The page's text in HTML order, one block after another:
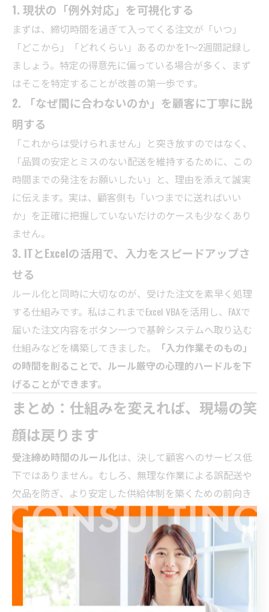
1. 現状の「例外対応」を可視化する
まずは、締切時間を過ぎて入ってくる注文が「いつ」
「どこから」「どれくらい」あるのかを1〜2週間記録し
ましょう。特定の得意先に偏っている場合が多く、まず
はそこを特定することが改善の第一歩です。
2. 「なぜ間に合わないのか」を顧客に丁寧に説
明する
「これからは受けられません」と突き放すのではなく、
「品質の安定とミスのない配送を維持するために、この
時間までの発注をお願いしたい」と、理由を添えて誠実
に伝えます。実は、顧客側も「いつまでに送ればいい
か」を正確に把握していないだけのケースも少なくあり
ません。
3. ITとExcelの活用で、入力をスピードアップさ
せる
ルール化と同時に大切なのが、受けた注文を素早く処理
する仕組みです。私はこれまでExcel VBAを活用し、FAXで
届いた注文内容をボタン一つで基幹システムへ取り込む
仕組みなどを構築してきました。
「入力作業そのもの」
の時間を削ることで、ルール厳守の心理的ハードルを下
げることができます。
まとめ：仕組みを変えれば、現場の笑
顔は戻ります
受注締め時間のルール化は、決して顧客へのサービス低
下ではありません。むしろ、無理な作業による誤配送や
欠品を防ぎ、より安定した供給体制を築くための前向き
な改革です。
42年間、この業界で現場の苦労を見てきた私だからこ
そ、断言できます。業務の「流れ」を整えれば、スタッ
フの皆さんが笑顔で帰宅できる環境は必ず作れます。
「どこから手をつければいいか分からない」